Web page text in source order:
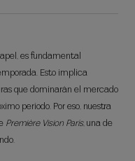
es fundamental
Esto implica
que dominarán el mercado
período. Por eso, nuestra
Première Vision París, una de